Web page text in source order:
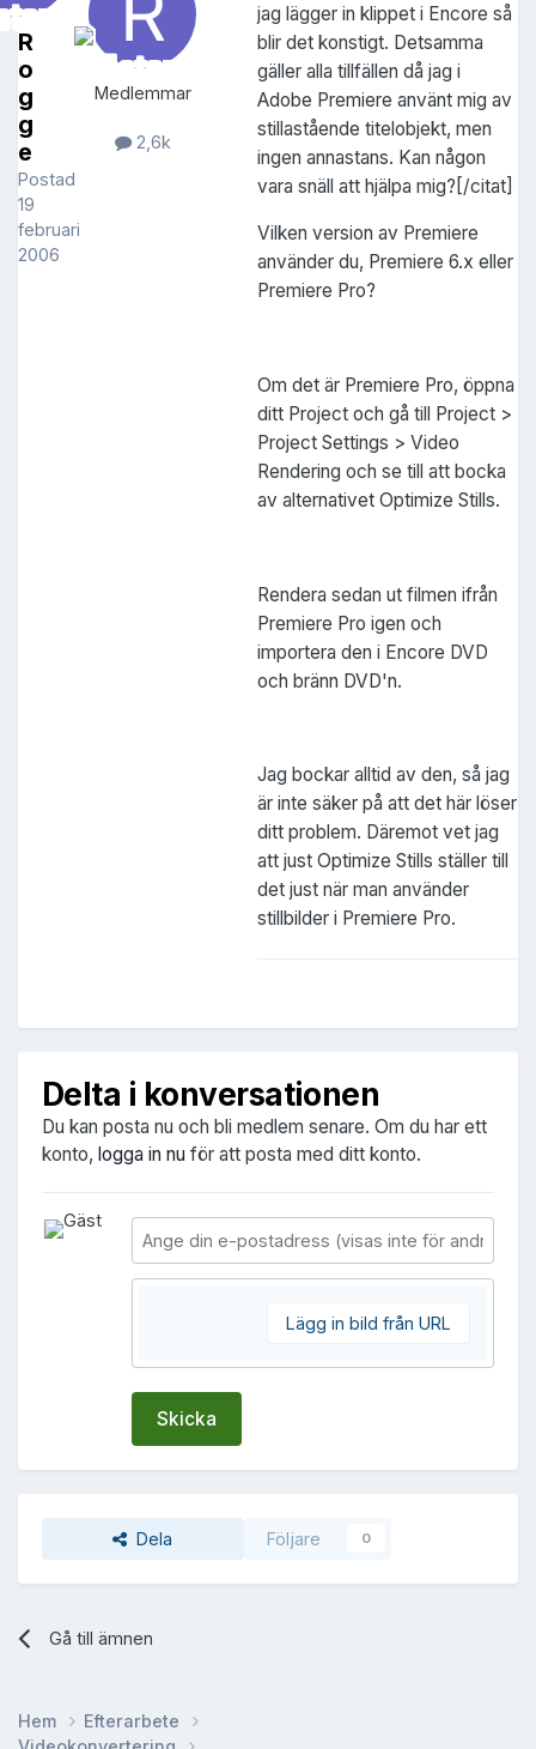
R
o
g
g
e
Postad
19
februari
2006
Medlemmar
2,6k
jag lägger in klippet i Encore så
blir det konstigt. Detsamma
gäller alla tillfällen då jag i
Adobe Premiere använt mig av
stillastående titelobjekt, men
ingen annastans. Kan någon
vara snäll att hjälpa mig?[/citat]
Vilken version av Premiere
använder du, Premiere 6.x eller
Premiere Pro?
Om det är Premiere Pro, öppna
ditt Project och gå till Project >
Project Settings > Video
Rendering och se till att bocka
av alternativet Optimize Stills.
Rendera sedan ut filmen ifrån
Premiere Pro igen och
importera den i Encore DVD
och bränn DVD'n.
Jag bockar alltid av den, så jag
är inte säker på att det här löser
ditt problem. Däremot vet jag
att just Optimize Stills ställer till
det just när man använder
stillbilder i Premiere Pro.
Delta i konversationen
Du kan posta nu och bli medlem senare. Om du har ett
konto, logga in nu för att posta med ditt konto.
Lägg in bild från URL
Skicka
Dela Följare 0
Gå till ämnen
Hem
Efterarbete